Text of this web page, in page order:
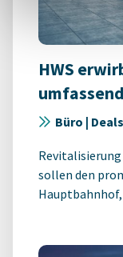
HWS
Büro |
sollen den